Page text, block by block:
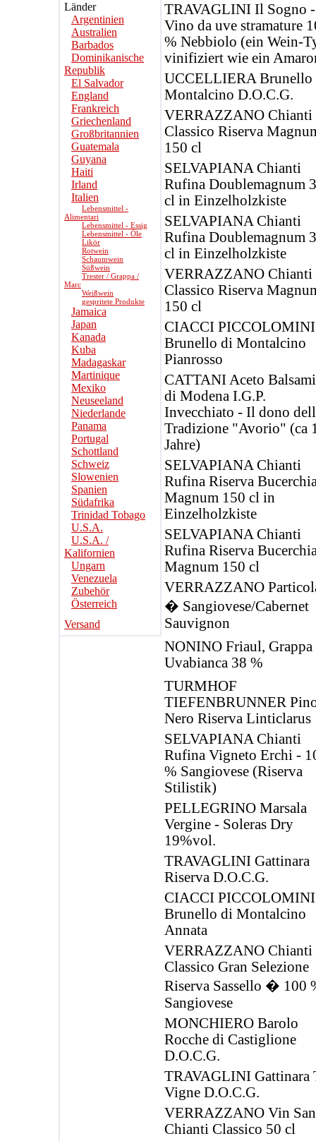
Länder
Argentinien
Australien
Barbados
Dominikanische
Republik
El Salvador
England
Frankreich
Griechenland
Großbritannien
Guatemala
Guyana
Haiti
Irland
Italien
Lebensmittel -
Alimentari
Lebensmittel - Essig
Lebensmittel - Öle
Likör
Rotwein
Schaumwein
Süßwein
Trester / Grappa /
Marc
Weißwein
gespritete Produkte
Jamaica
Japan
Kanada
Kuba
Madagaskar
Martinique
Mexiko
Neuseeland
Niederlande
Panama
Portugal
Schottland
Schweiz
Slowenien
Spanien
Südafrika
Trinidad Tobago
U.S.A.
U.S.A. /
Kalifornien
Ungarn
Venezuela
Zubehör
Österreich
Versand
TRAVAGLINI Il Sogno -
Vino da uve stramature
% Nebbiolo (ein Wein-
vinifiziert wie ein
UCCELLIERA Brunello
Montalcino D.O.C.G.
VERRAZZANO Chianti
Classico Riserva
150 cl
SELVAPIANA Chianti
Rufina Doublemagnum
cl in Einzelholzkiste
SELVAPIANA Chianti
Rufina Doublemagnum
cl in Einzelholzkiste
VERRAZZANO Chianti
Classico Riserva
150 cl
CIACCI PICCOLOMINI
Brunello di Montalcino
Pianrosso
CATTANI Aceto
di Modena I.G.P.
Invecchiato - Il dono
Tradizione "Avorio" (ca
Jahre)
SELVAPIANA Chianti
Rufina Riserva
Magnum 150 cl in
Einzelholzkiste
SELVAPIANA Chianti
Rufina Riserva
Magnum 150 cl
VERRAZZANO
� Sangiovese/Cabernet
Sauvignon
NONINO Friaul, Grappa
Uvabianca 38 %
TURMHOF
TIEFENBRUNNER
Nero Riserva Linticlarus
SELVAPIANA Chianti
Rufina Vigneto Erchi -
% Sangiovese (Riserva
Stilistik)
PELLEGRINO Marsala
Vergine - Soleras Dry
19%vol.
TRAVAGLINI Gattinara
Riserva D.O.C.G.
CIACCI PICCOLOMINI
Brunello di Montalcino
Annata
VERRAZZANO Chianti
Classico Gran Selezione
Riserva Sassello � 100
Sangiovese
MONCHIERO Barolo
Rocche di Castiglione
D.O.C.G.
TRAVAGLINI Gattinara
Vigne D.O.C.G.
VERRAZZANO Vin
Chianti Classico 50 cl